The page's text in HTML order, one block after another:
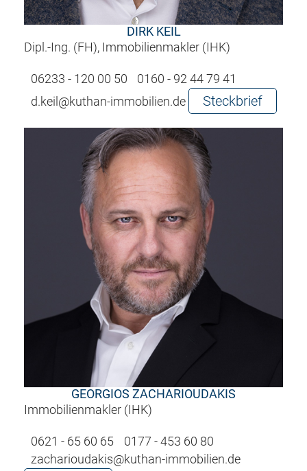
DIRK KEIL
Dipl.-Ing. (FH), Immobilienmakler (IHK)
06233 - 120 00 50
0160 - 92 44 79 41
d.keil@kuthan-immobilien.de
Steckbrief
GEORGIOS ZACHARIOUDAKIS
Immobilienmakler (IHK)
0621 - 65 60 65
0177 - 453 60 80
zacharioudakis@kuthan-immobilien.de